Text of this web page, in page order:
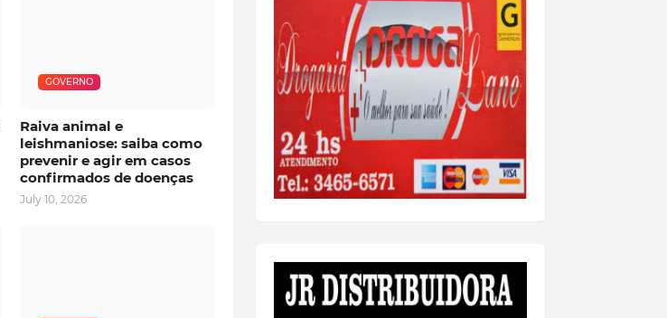
GOVERNO
Raiva animal e
leishmaniose: saiba como
prevenir e agir em casos
confirmados de doenças
July 10, 2026